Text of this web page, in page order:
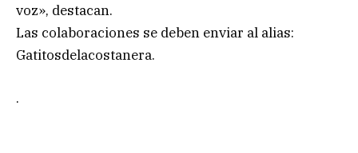
voz», destacan.
Las colaboraciones se deben enviar al alias:
Gatitosdelacostanera.
.